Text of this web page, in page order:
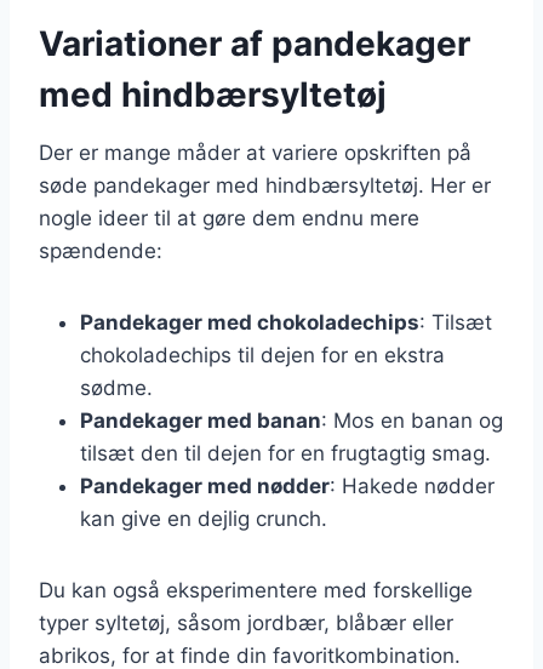
Variationer af pandekager
med hindbærsyltetøj
Der er mange måder at variere opskriften på
søde pandekager med hindbærsyltetøj. Her er
nogle ideer til at gøre dem endnu mere
spændende:
Pandekager med chokoladechips: Tilsæt
chokoladechips til dejen for en ekstra
sødme.
Pandekager med banan: Mos en banan og
tilsæt den til dejen for en frugtagtig smag.
Pandekager med nødder: Hakede nødder
kan give en dejlig crunch.
Du kan også eksperimentere med forskellige
typer syltetøj, såsom jordbær, blåbær eller
abrikos, for at finde din favoritkombination.